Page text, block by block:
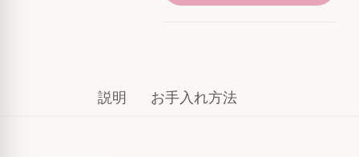
説明 お手入れ方法